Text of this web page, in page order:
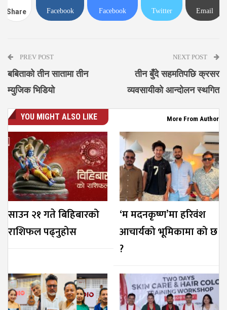
Share Facebook Facebook Twitter Email
PREV POST
बबिताको तीन सातामा तीन
म्युजिक भिडियो
NEXT POST
तीन बुँदे सहमतिपछि क्रसर
व्यवसायीको आन्दोलन स्थगित
YOU MIGHT ALSO LIKE More From Author
साउन २१ गते बिहिबारको
राशिफल पढ्नुहोस
‘म मदनकृष्ण’मा हरिवंश
आचार्यको भूमिकामा को छ
?